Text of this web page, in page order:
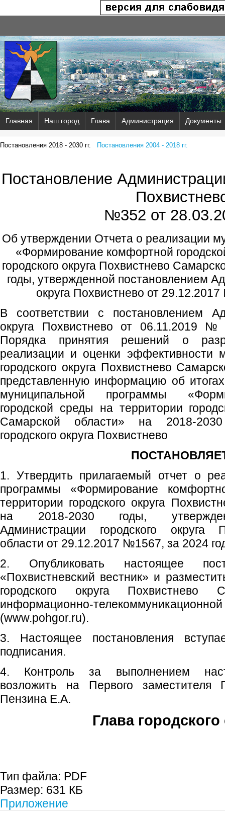
Главная Наш город Глава Администрация Документы
Постановления 2018 - 2030 гг. Постановления 2004 - 2018 гг.
Постановление
№352 от
Об утверждении Отчета о реализации
«Формирование комфортной
городского округа Похвистнево
годы, утвержденной постановлением
округа Похвистнево от
В соответствии с постановлением
округа Похвистнево от 06.11.2019
Порядка принятия решений о
реализации и оценки эффективности
городского округа Похвистнево
представленную информацию об
муниципальной программы
городской среды на территории
Самарской области» на 2018-
городского округа Похвистнево
1. Утвердить прилагаемый отчет о
программы «Формирование
территории городского округа
на 2018-2030 годы,
Администрации городского округа
области от 29.12.2017 №1567, за 2024
2. Опубликовать настоящее
«Похвистневский вестник» и
городского округа Похвистнево
информационно-
(www.pohgor.ru).
3. Настоящее постановления
подписания.
4. Контроль за выполнением
возложить на Первого заместителя
Пензина Е.А.
Глава городского
Тип файла: PDF
Размер: 631 КБ
Приложение